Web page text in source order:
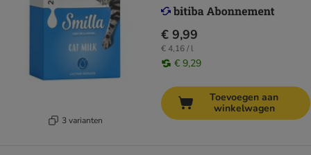
3 varianten
€ 9,99
€ 4,16 / l
€ 9,29
Toevoegen aan
winkelwagen